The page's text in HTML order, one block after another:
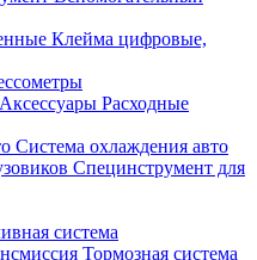
Клейма цифровые,
Расходные
Система охлаждения авто
Специнструмент для
система
Тормозная система